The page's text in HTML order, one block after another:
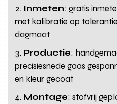
Inmeten: gratis
met kalibratie op
dagmaat
Productie:
precisiesnede gaas
en kleur gecoat
Montage: stofvrij